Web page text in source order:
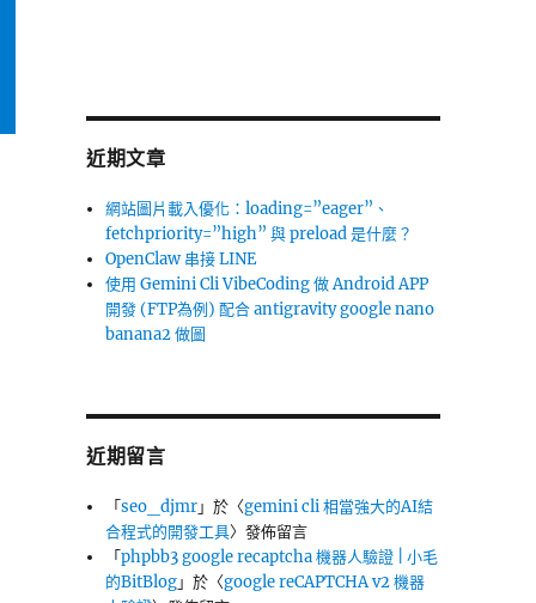
近期文章
網站圖片載入優化：loading=”eager”、
fetchpriority=”high” 與 preload 是什麼？
OpenClaw 串接 LINE
使用 Gemini Cli VibeCoding 做 Android APP
開發 (FTP為例) 配合 antigravity google nano
banana2 做圖
近期留言
「seo_djmr」於〈gemini cli 相當強大的AI結
合程式的開發工具〉發佈留言
「phpbb3 google recaptcha 機器人驗證 | 小毛
的BitBlog」於〈google reCAPTCHA v2 機器